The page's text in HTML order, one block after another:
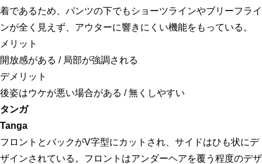
着であるため、パンツの下でもショーツラインやブリーフライ
ンが全く見えず、アウターに響きにくい機能をもっている。
メリット
開放感がある / 局部が強調される
デメリット
後姿はウケが悪い場合がある / 無くしやすい
タンガ
Tanga
フロントとバックがV字型にカットされ、サイドはひも状にデ
ザインされている。フロントはアンダーヘアを覆う程度のデザ